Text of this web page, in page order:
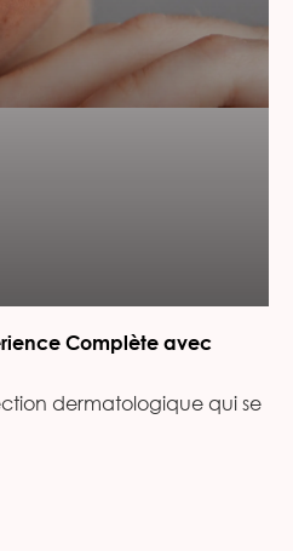
Complète avec
dermatologique qui se